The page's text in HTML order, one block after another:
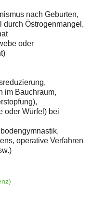
nach Geburten,
durch Östrogenmangel,
oder
im Bauchraum,
oder Würfel) bei
operative Verfahren